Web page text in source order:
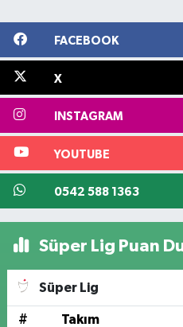
FACEBOOK
X
INSTAGRAM
YOUTUBE
0542 588 1363
Süper Lig Puan
Süper Lig
# Takım